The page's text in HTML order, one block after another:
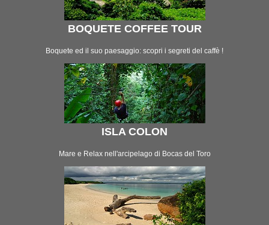
BOQUETE COFFEE TOUR
Boquete ed il suo paesaggio: scopri i segreti del caffè !
ISLA COLON
Mare e Relax nell'arcipelago di Bocas del Toro